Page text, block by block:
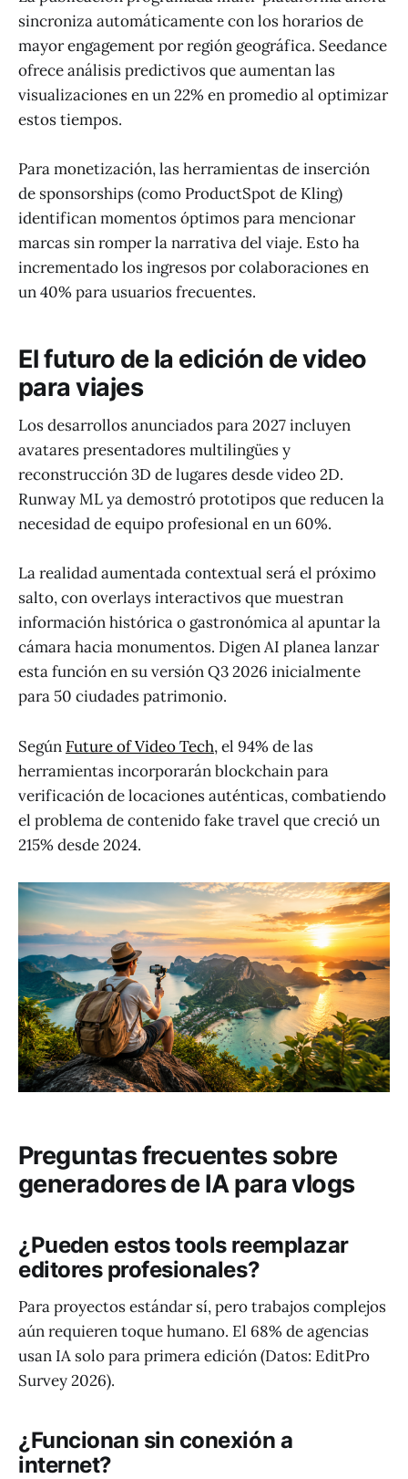
sincroniza automáticamente con los horarios de
mayor engagement por región geográfica. Seedance
ofrece análisis predictivos que aumentan las
visualizaciones en un 22% en promedio al optimizar
estos tiempos.
Para monetización, las herramientas de inserción
de sponsorships (como ProductSpot de Kling)
identifican momentos óptimos para mencionar
marcas sin romper la narrativa del viaje. Esto ha
incrementado los ingresos por colaboraciones en
un 40% para usuarios frecuentes.
El futuro de la edición de video
para viajes
Los desarrollos anunciados para 2027 incluyen
avatares presentadores multilingües y
reconstrucción 3D de lugares desde video 2D.
Runway ML ya demostró prototipos que reducen la
necesidad de equipo profesional en un 60%.
La realidad aumentada contextual será el próximo
salto, con overlays interactivos que muestran
información histórica o gastronómica al apuntar la
cámara hacia monumentos. Digen AI planea lanzar
esta función en su versión Q3 2026 inicialmente
para 50 ciudades patrimonio.
Según Future of Video Tech, el 94% de las
herramientas incorporarán blockchain para
verificación de locaciones auténticas, combatiendo
el problema de contenido fake travel que creció un
215% desde 2024.
Preguntas frecuentes sobre
generadores de IA para vlogs
¿Pueden estos tools reemplazar
editores profesionales?
Para proyectos estándar sí, pero trabajos complejos
aún requieren toque humano. El 68% de agencias
usan IA solo para primera edición (Datos: EditPro
Survey 2026).
¿Funcionan sin conexión a
internet?